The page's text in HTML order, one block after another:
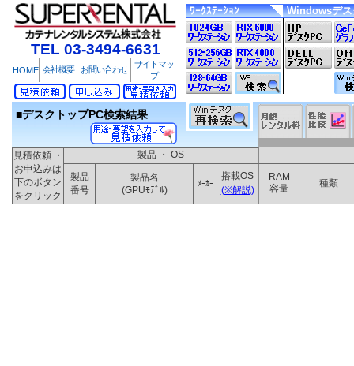
TEL 03-3494-6631
HOME 会社概要 お問い合わせ
サイトマッ
プ
ﾜｰｸｽﾃｰｼｮﾝ Windowsデス
■デスクトップPC検索結果
見積依頼 ・
お申込みは
下のボタン
をクリック
製品 ・ OS
製品
番号
製品名
(GPUﾓﾃﾞﾙ)
ﾒｰｶｰ
搭載OS
(※解説)
RAM
容量
種類